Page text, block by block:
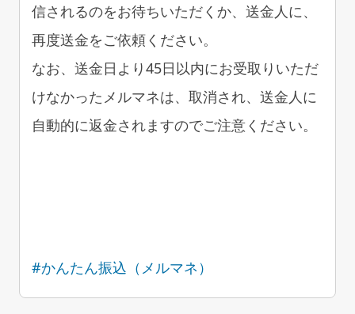
信されるのをお待ちいただくか、送金人に、
再度送金をご依頼ください。
なお、送金日より45日以内にお受取りいただ
けなかったメルマネは、取消され、送金人に
自動的に返金されますのでご注意ください。
#かんたん振込（メルマネ）